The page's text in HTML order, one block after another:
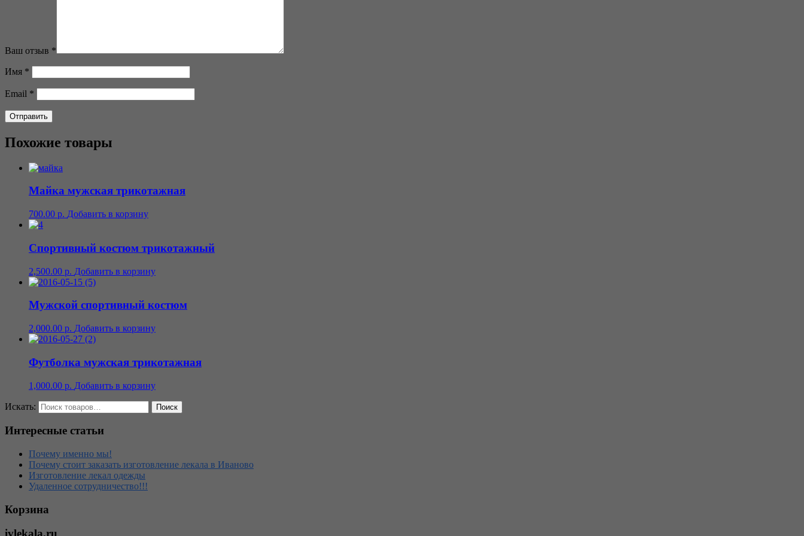
Ваш отзыв *
Имя *
Email *
Похожие товары
Майка мужская трикотажная
700.00 р. Добавить в корзину
Спортивный костюм трикотажный
2,500.00 р. Добавить в корзину
Мужской спортивный костюм
2,000.00 р. Добавить в корзину
Футболка мужская трикотажная
1,000.00 р. Добавить в корзину
Искать:
Интересные статьи
Почему именно мы!
Почему стоит заказать изготовление лекала в Иваново
Изготовление лекал одежды
Удаленное сотрудничество!!!
Корзина